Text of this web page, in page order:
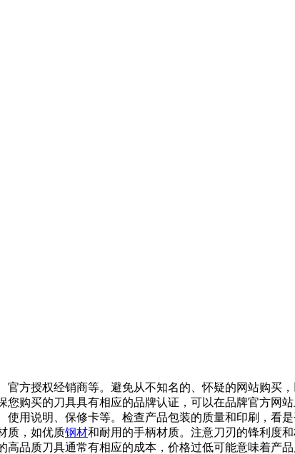
官方授权经销商等。避免从不知名的、怀疑的网站购买，
购买的刀具具有相应的品牌认证，可以在品牌官方网站
用说明、保修卡等。检查产品包装的质量和印刷，看是
质，如优质钢材和耐用的手柄材质。注意刀刃的锋利度
品质刀具通常有相应的成本，价格过低可能意味着产品